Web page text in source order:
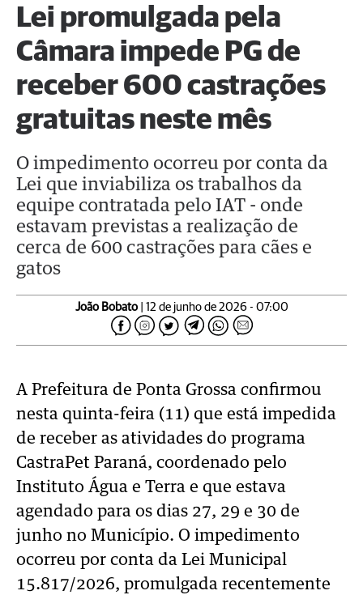
Lei promulgada pela
Câmara impede PG de
receber 600 castrações
gratuitas neste mês
O impedimento ocorreu por conta da
Lei que inviabiliza os trabalhos da
equipe contratada pelo IAT - onde
estavam previstas a realização de
cerca de 600 castrações para cães e
gatos
João Bobato| 12 de junho de 2026 - 07:00
A Prefeitura de Ponta Grossa confirmou
nesta quinta-feira (11) que está impedida
de receber as atividades do programa
CastraPet Paraná, coordenado pelo
Instituto Água e Terra e que estava
agendado para os dias 27, 29 e 30 de
junho no Município. O impedimento
ocorreu por conta da Lei Municipal
15.817/2026, promulgada recentemente